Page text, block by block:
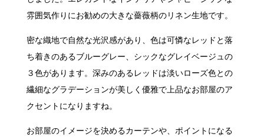
雰囲気作りにお勧めの大きな薔薇柄のリネン生地です。
密な織地で自然な光沢感があり、色は可憐なレッドと落
ち着きのあるブルーグレー、シックなグレイベージュの
３色があります。深みのあるレッドは淡いローズ色との
繊細なグラデーションが美しく優雅で上品なお部屋のア
クセントになりますね。
お部屋のイメージを決めるカーテンや、ポイントになる